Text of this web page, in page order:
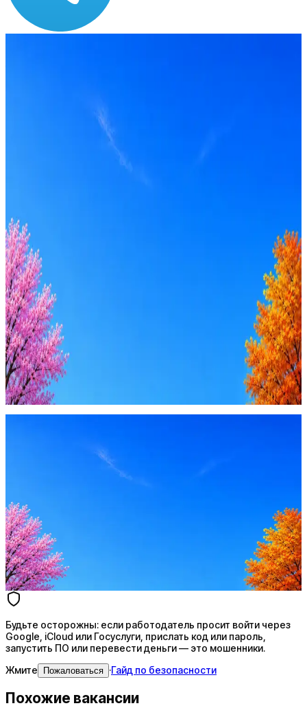
Оффер быстрее с Эйч
Будьте осторожны: если работодатель просит войти через
Google, iCloud или Госуслуги, прислать код или пароль,
запустить ПО или перевести деньги — это мошенники.
Жмите Пожаловаться
Стратегия поиска с AI: рынки, позиции, вилка, каналы
Будьте осторожны: если работодатель просит войти через
Google, iCloud или Госуслуги, прислать код или пароль,
запустить ПО или перевести деньги — это мошенники.
Жмите
Пожаловаться ·Гайд по безопасности
Похожие вакансии